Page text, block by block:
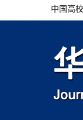
中国高